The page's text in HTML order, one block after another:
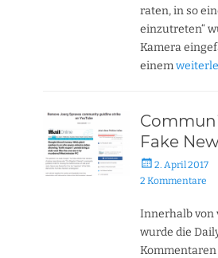
raten, in so
einzutreten“
Kamera
einem
Fake
Veröffentlicht
am
2. April 2017
2 Kommentare
Innerhalb von
wurde die